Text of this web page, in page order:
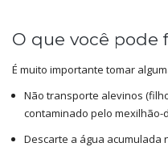
O que você pode
É muito importante tomar
Não transporte alevinos
contaminado pelo mexilhão-
Descarte a água acumulada